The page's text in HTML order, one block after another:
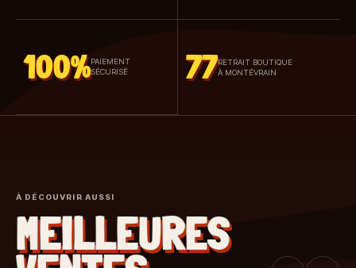
100% PAIEMENT
SÉCURISÉ
77RETRAIT BOUTIQUE
À MONTÉVRAIN
À DÉCOUVRIR AUSSI
MEILLEURES